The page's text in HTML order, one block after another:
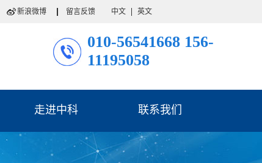
新浪微博 留言反馈 中文 英文
010-56541668 156-
11195058
走进中科 联系我们